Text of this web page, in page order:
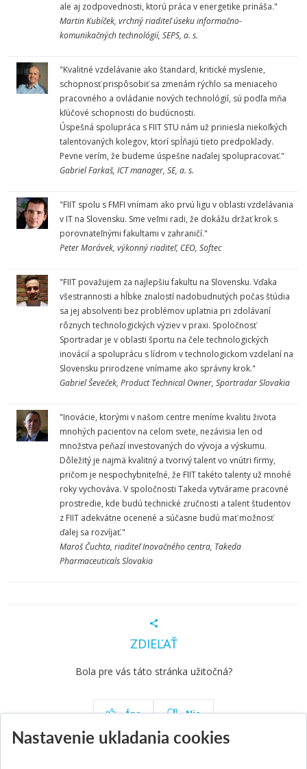
ale aj zodpovednosti, ktorú práca v energetike prináša."
Martin Kubíček, vrchný riaditeľ úseku informačno-
komunikačných technológií, SEPS, a. s.
"Kvalitné vzdelávanie ako štandard, kritické myslenie,
schopnosť prispôsobiť sa zmenám rýchlo sa meniaceho
pracovného a ovládanie nových technológií, sú podľa mňa
kľúčové schopnosti do budúcnosti.
Úspešná spolupráca s FIIT STU nám už priniesla niekoľkých
talentovaných kolegov, ktorí spĺňajú tieto predpoklady.
Pevne verím, že budeme úspešne naďalej spolupracovať."
Gabriel Farkaš, ICT manager, SE, a. s.
"FIIT spolu s FMFI vnímam ako prvú ligu v oblasti vzdelávania
v IT na Slovensku. Sme veľmi radi, že dokážu držať krok s
porovnateľnými fakultami v zahraničí."
Peter Morávek, výkonný riaditeľ, CEO, Softec
"FIIT považujem za najlepšiu fakultu na Slovensku. Vďaka
všestrannosti a hĺbke znalostí nadobudnutých počas štúdia
sa jej absolventi bez problémov uplatnia pri zdolávaní
rôznych technologických výziev v praxi. Spoločnosť
Sportradar je v oblasti športu na čele technologických
inovácií a spoluprácu s lídrom v technologickom vzdelaní na
Slovensku prirodzene vnímame ako správny krok."
Gabriel Ševeček, Product Technical Owner, Sportradar Slovakia
"Inovácie, ktorými v našom centre meníme kvalitu života
mnohých pacientov na celom svete, nezávisia len od
množstva peňazí investovaných do vývoja a výskumu.
Dôležitý je najmä kvalitný a tvorivý talent vo vnútri firmy,
pričom je nespochybniteľné, že FIIT takéto talenty už mnohé
roky vychováva. V spoločnosti Takeda vytvárame pracovné
prostredie, kde budú technické zručnosti a talent študentov
z FIIT adekvátne ocenené a súčasne budú mať možnosť
ďalej sa rozvíjať."
Maroš Čuchta, riaditeľ Inovačného centra, Takeda
Pharmaceuticals Slovakia
ZDIEĽAŤ
Bola pre vás táto stránka užitočná?
Áno Nie
Nastavenie ukladania cookies